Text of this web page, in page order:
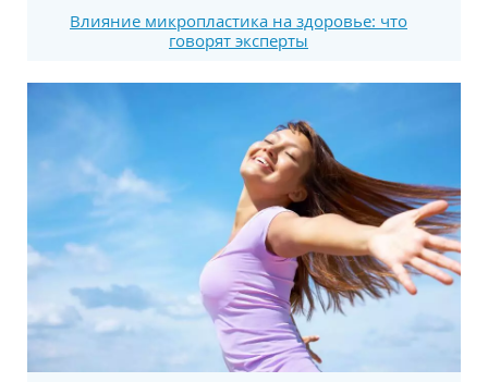
Влияние микропластика на здоровье: что
говорят эксперты